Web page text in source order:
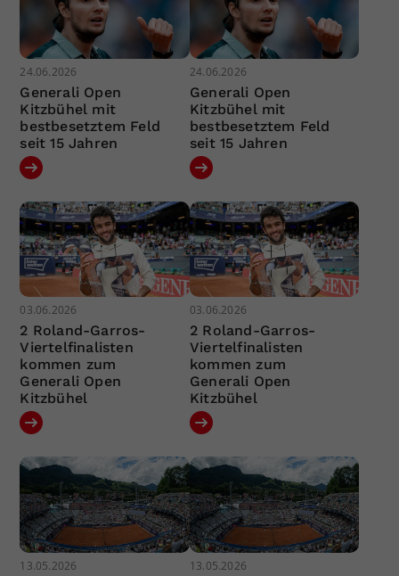
24.06.2026
Generali Open
Kitzbühel mit
bestbesetztem Feld
seit 15 Jahren
24.06.2026
Generali Open
Kitzbühel mit
bestbesetztem Feld
seit 15 Jahren
03.06.2026
2 Roland-Garros-
Viertelfinalisten
kommen zum
Generali Open
Kitzbühel
03.06.2026
2 Roland-Garros-
Viertelfinalisten
kommen zum
Generali Open
Kitzbühel
13.05.2026 13.05.2026